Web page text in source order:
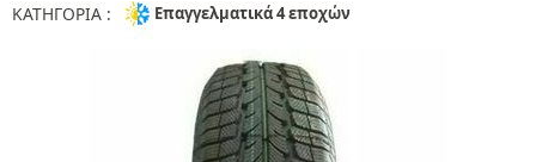
ΚΑΤΗΓΟΡΙΑ : Επαγγελματικά 4 εποχών